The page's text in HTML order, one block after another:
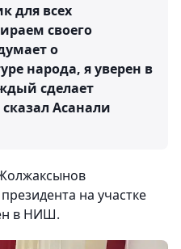
для всех
своего
о
народа, я уверен в
сделает
Асанали
на участке
в НИШ.